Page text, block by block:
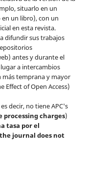
situarlo en un
un libro), con un
en esta revista.
difundir sus trabajos
antes y durante el
a intercambios
más temprana y mayor
Effect of Open Access)
es decir, no tiene APC's
charges)
tasa por el
journal does not